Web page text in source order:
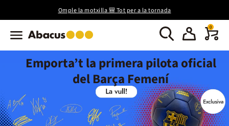
Omple la motxilla 🎒 Tot per a la tornada
0
Emporta’t la primera pilota oficial
del Barça Femení